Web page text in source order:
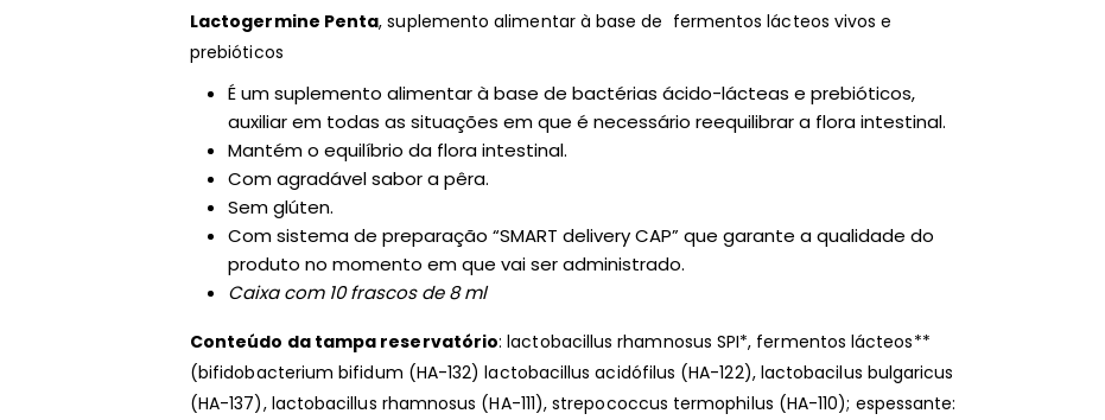
Lactogermine Penta, suplemento alimentar à base de fermentos lácteos vivos e
prebióticos
É um suplemento alimentar à base de bactérias ácido-lácteas e prebióticos,
auxiliar em todas as situações em que é necessário reequilibrar a flora intestinal.
Mantém o equilíbrio da flora intestinal.
Com agradável sabor a pêra.
Sem glúten.
Com sistema de preparação “SMART delivery CAP” que garante a qualidade do
produto no momento em que vai ser administrado.
Caixa com 10 frascos de 8 ml
Conteúdo da tampa reservatório: lactobacillus rhamnosus SPI*, fermentos lácteos**
(bifidobacterium bifidum (HA-132) lactobacillus acidófilus (HA-122), lactobacilus bulgaricus
(HA-137), lactobacillus rhamnosus (HA-111), strepococcus termophilus (HA-110); espessante: